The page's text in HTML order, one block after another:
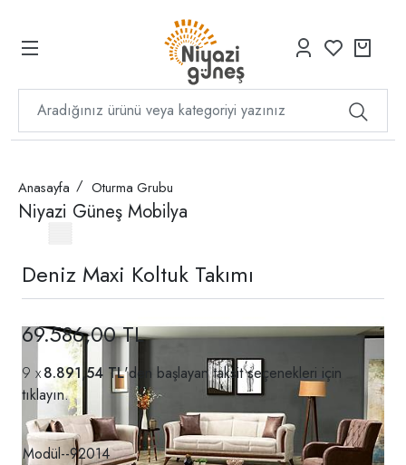
Anasayfa Oturma Grubu
Niyazi Güneş Mobilya
Deniz Maxi Koltuk Takımı
69.586,00 TL
8.891,54 TL'den başlayan taksit seçenekleri için
tıklayın.
Modül--92014